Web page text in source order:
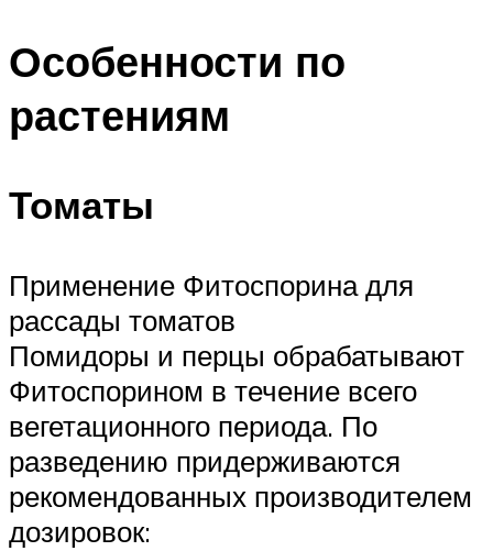
Особенности по
растениям
Томаты
Применение Фитоспорина для
рассады томатов
Помидоры и перцы обрабатывают
Фитоспорином в течение всего
вегетационного периода. По
разведению придерживаются
рекомендованных производителем
дозировок: